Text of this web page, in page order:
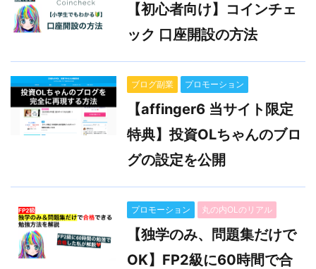
【初心者向け】コインチェ
ック 口座開設の方法
ブログ副業 プロモーション
【affinger6 当サイト限定
特典】投資OLちゃんのブロ
グの設定を公開
プロモーション 丸の内OLのリアル
【独学のみ、問題集だけで
OK】FP2級に60時間で合